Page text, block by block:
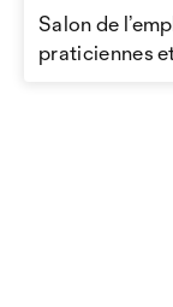
Salon de
praticiennes